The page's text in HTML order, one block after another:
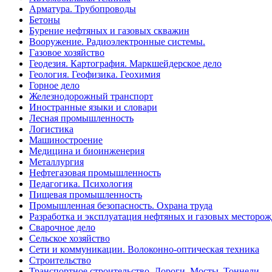
Арматура. Трубопроводы
Бетоны
Бурение нефтяных и газовых скважин
Вооружение. Радиоэлектронные системы.
Газовое хозяйство
Геодезия. Картография. Маркшейдерское дело
Геология. Геофизика. Геохимия
Горное дело
Железнодорожный транспорт
Иностранные языки и словари
Лесная промышленность
Логистика
Машиностроение
Медицина и биоинженерия
Металлургия
Нефтегазовая промышленность
Педагогика. Психология
Пищевая промышленность
Промышленная безопасность. Охрана труда
Разработка и эксплуатация нефтяных и газовых
Сварочное дело
Сельское хозяйство
Сети и коммуникации. Волоконно-оптическая техника
Строительство